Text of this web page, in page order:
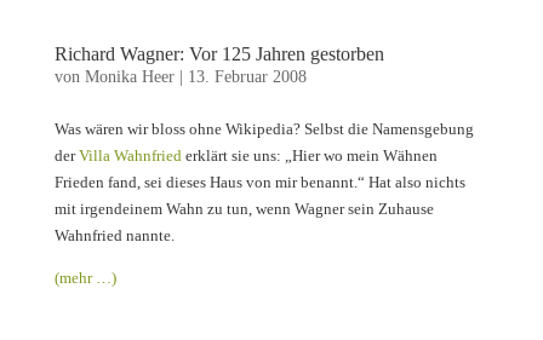
Richard Wagner: Vor 125 Jahren gestorben
von Monika Heer| 13. Februar 2008
Was wären wir bloss ohne Wikipedia? Selbst die Namensgebung
derVilla Wahnfriederklärt sie uns: „Hier wo mein Wähnen
Frieden fand, sei dieses Haus von mir benannt.“ Hat also nichts
mit irgendeinem Wahn zu tun, wenn Wagner sein Zuhause
Wahnfried nannte.
(mehr …)